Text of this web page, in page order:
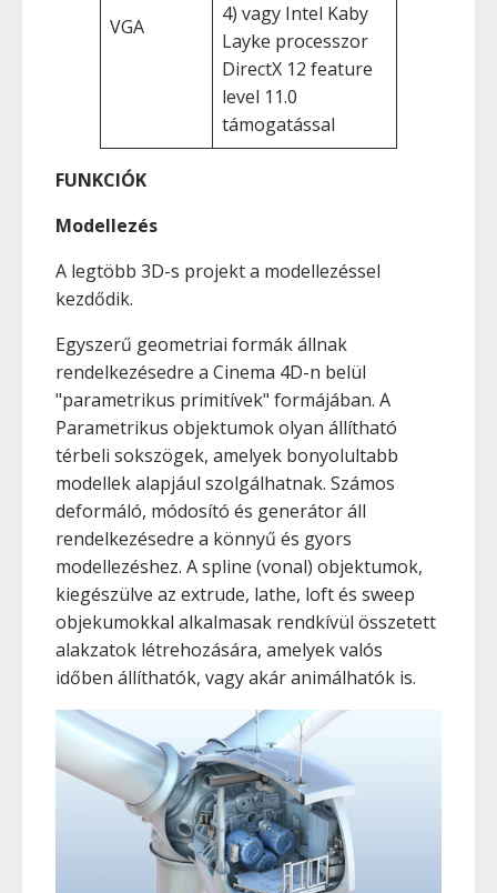
VGA
4) vagy Intel Kaby
Layke processzor
DirectX 12 feature
level 11.0
támogatással
FUNKCIÓK
Modellezés
A legtöbb 3D-s projekt a modellezéssel
kezdődik.
Egyszerű geometriai formák állnak
rendelkezésedre a Cinema 4D-n belül
"parametrikus primitívek" formájában. A
Parametrikus objektumok olyan állítható
térbeli sokszögek, amelyek bonyolultabb
modellek alapjául szolgálhatnak. Számos
deformáló, módosító és generátor áll
rendelkezésedre a könnyű és gyors
modellezéshez. A spline (vonal) objektumok,
kiegészülve az extrude, lathe, loft és sweep
objekumokkal alkalmasak rendkívül összetett
alakzatok létrehozására, amelyek valós
időben állíthatók, vagy akár animálhatók is.